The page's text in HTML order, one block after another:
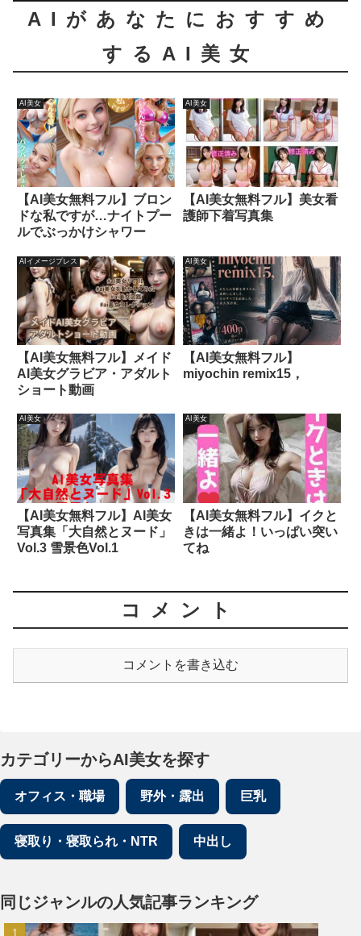
AIがあなたにおすすめ
するAI美女
AI美女
【AI美女無料フル】ブロン
ドな私ですが…ナイトプー
ルでぶっかけシャワー
AI美女
【AI美女無料フル】美女看
護師下着写真集
AIイメージプレス
【AI美女無料フル】メイド
AI美女グラビア・アダルト
ショート動画
AI美女
【AI美女無料フル】
miyochin remix15，
AI美女
【AI美女無料フル】AI美女
写真集「大自然とヌード」
Vol.3 雪景色Vol.1
AI美女
【AI美女無料フル】イクと
きは一緒よ！いっぱい突い
てね
コメント
コメントを書き込む
カテゴリーからAI美女を探す
オフィス・職場 野外・露出 巨乳
寝取り・寝取られ・NTR 中出し
同じジャンルの人気記事ランキング